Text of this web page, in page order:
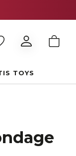
TOYS